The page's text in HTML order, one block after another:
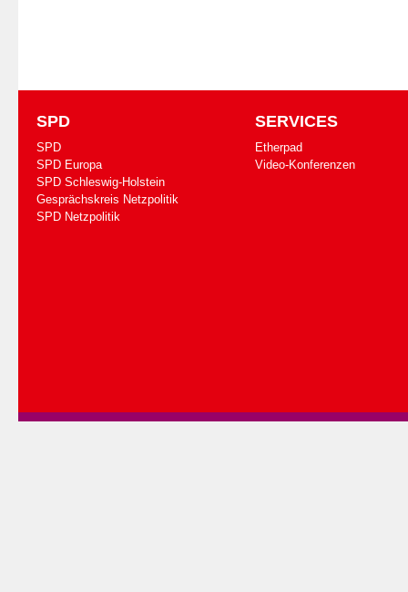
SPD
SPD
SPD Europa
SPD Schleswig-Holstein
Gesprächskreis Netzpolitik
SPD Netzpolitik
SERVICES
Etherpad
Video-Konferenzen